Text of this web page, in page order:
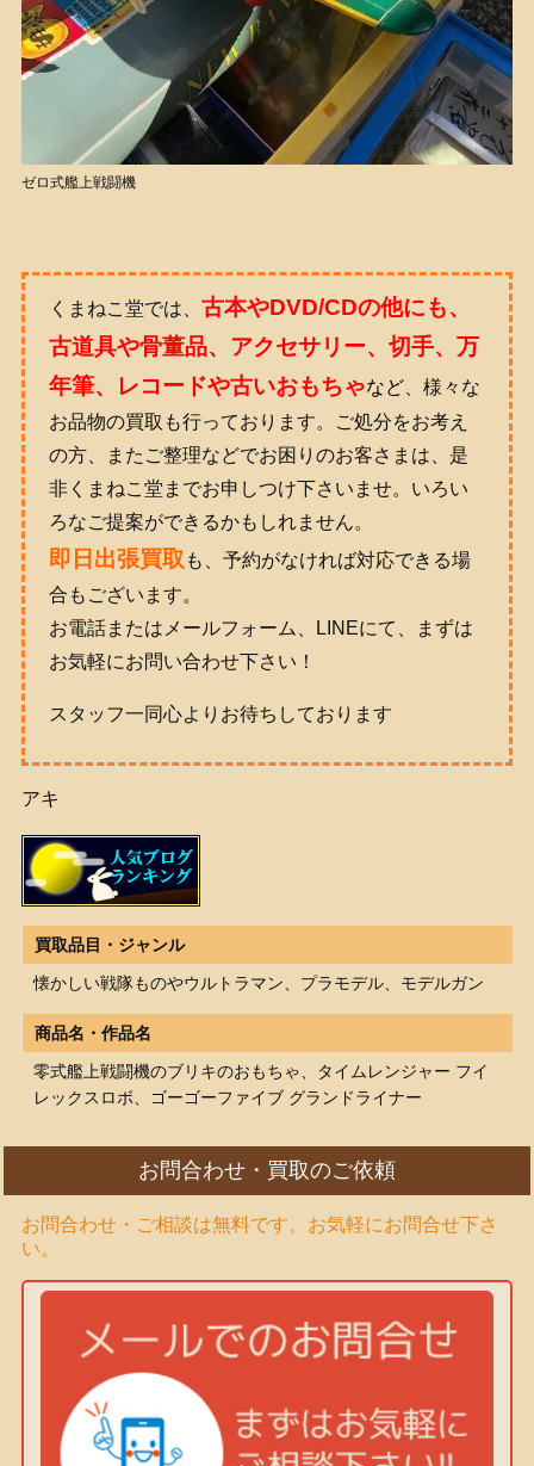
ゼロ式艦上戦闘機
くまねこ堂では、 古本やDVD/CDの他にも、
古道具や骨董品、アクセサリー、切手、万
年筆、レコードや古いおもちゃなど、様々な
お品物の買取も行っております。ご処分をお考え
の方、またご整理などでお困りのお客さまは、是
非くまねこ堂までお申しつけ下さいませ。いろい
ろなご提案ができるかもしれません。
即日出張買取 も、予約がなければ対応できる場
合もございます。
お電話またはメールフォーム、LINEにて、まずは
お気軽にお問い合わせ下さい！
スタッフ一同心よりお待ちしております
アキ
買取品目・ジャンル
懐かしい戦隊ものやウルトラマン、プラモデル、モデルガン
商品名・作品名
零式艦上戦闘機のブリキのおもちゃ、タイムレンジャー フイ
レックスロボ、ゴーゴーファイブ グランドライナー
お問合わせ・買取のご依頼
お問合わせ・ご相談は無料です。お気軽にお問合せ下さ
い。